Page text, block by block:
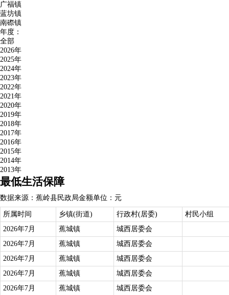
广福镇
蓝坊镇
南磜镇
年度：
全部
2026年
2025年
2024年
2023年
2022年
2021年
2020年
2019年
2018年
2017年
2016年
2015年
2014年
2013年
最低生活保障
数据来源：蕉岭县民政局金额单位：元
所属时间 乡镇(街道) 行政村(居委)
村民小组
2026年7月
蕉城镇
城西居委会
2026年7月
蕉城镇
城西居委会
2026年7月
蕉城镇
城西居委会
2026年7月
蕉城镇
城西居委会
2026年7月
蕉城镇 城西居委会